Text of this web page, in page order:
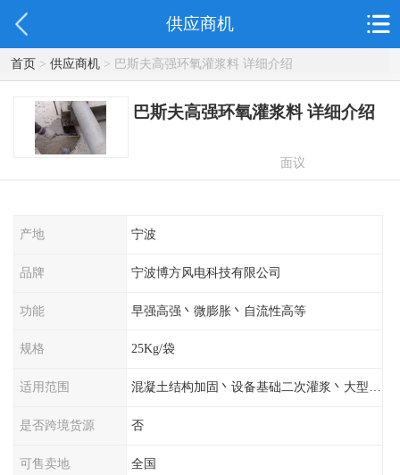
供应商机
首页> 供应商机> 巴斯夫高强环氧灌浆料 详细介绍
巴斯夫高强环氧灌浆料 详细介绍
面议
产地 宁波
品牌 宁波博方风电科技有限公司
功能 早强高强丶微膨胀丶自流性高等
规格 25Kg/袋
适用范围 混凝土结构加固丶设备基础二次灌浆丶大型工程
是否跨境货源 否
可售卖地 全国